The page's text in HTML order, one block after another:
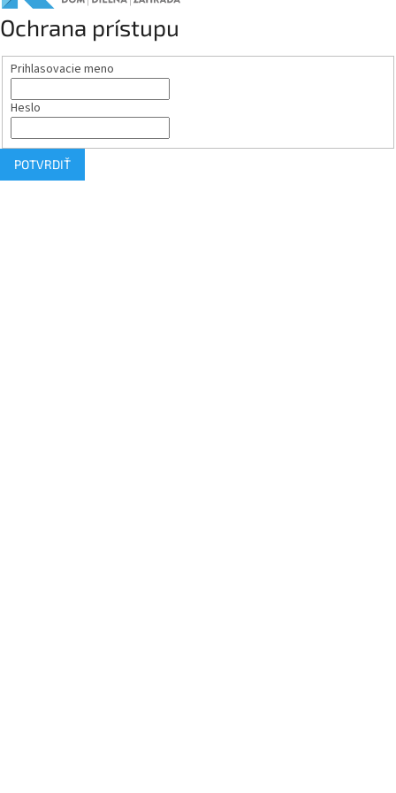
Ochrana prístupu
Prihlasovacie meno
Heslo
POTVRDIŤ